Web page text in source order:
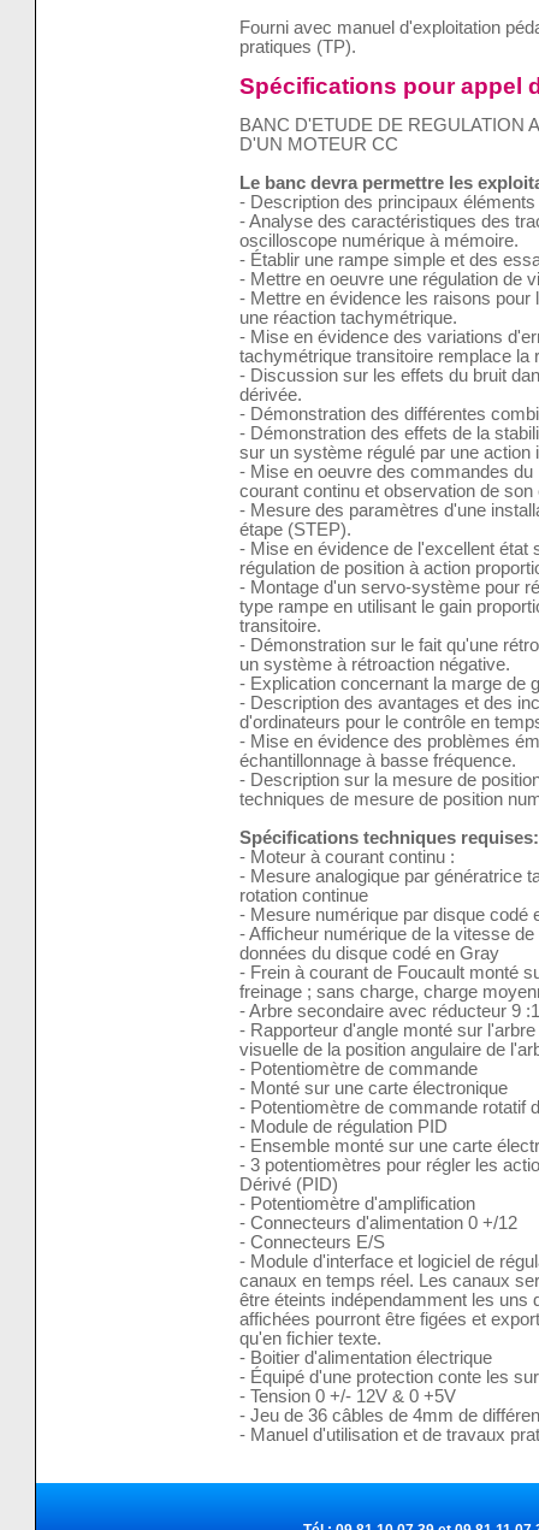
Fourni avec manuel d'exploitation
pratiques (TP).
Spécifications pour appel
BANC D'ETUDE DE REGULATION
D'UN MOTEUR CC
Le banc devra permettre les
- Description des principaux
- Analyse des caractéristiques des
oscilloscope numérique à mémoire.
- Établir une rampe simple et des
- Mettre en oeuvre une régulation de
- Mettre en évidence les raisons pour
une réaction tachymétrique.
- Mise en évidence des variations
tachymétrique transitoire remplace la
- Discussion sur les effets du bruit
dérivée.
- Démonstration des différentes
- Démonstration des effets de la
sur un système régulé par une action
- Mise en oeuvre des commandes du
courant continu et observation de
- Mesure des paramètres d'une
étape (STEP).
- Mise en évidence de l'excellent état
régulation de position à action
- Montage d'un servo-système pour
type rampe en utilisant le gain
transitoire.
- Démonstration sur le fait qu'une
un système à rétroaction négative.
- Explication concernant la marge de
- Description des avantages et des
d'ordinateurs pour le contrôle en
- Mise en évidence des problèmes
échantillonnage à basse fréquence.
- Description sur la mesure de
techniques de mesure de position
Spécifications techniques requises:
- Moteur à courant continu :
- Mesure analogique par génératrice
rotation continue
- Mesure numérique par disque codé
- Afficheur numérique de la vitesse
données du disque codé en Gray
- Frein à courant de Foucault monté
freinage ; sans charge, charge
- Arbre secondaire avec réducteur 9 :1
- Rapporteur d'angle monté sur
visuelle de la position angulaire de
- Potentiomètre de commande
- Monté sur une carte électronique
- Potentiomètre de commande rotatif
- Module de régulation PID
- Ensemble monté sur une carte
- 3 potentiomètres pour régler les
Dérivé (PID)
- Potentiomètre d'amplification
- Connecteurs d'alimentation 0 +/12
- Connecteurs E/S
- Module d'interface et logiciel de
canaux en temps réel. Les canaux
être éteints indépendamment les uns
affichées pourront être figées et
qu'en fichier texte.
- Boitier d'alimentation électrique
- Équipé d'une protection conte les
- Tension 0 +/- 12V & 0 +5V
- Jeu de 36 câbles de 4mm de
- Manuel d'utilisation et de travaux